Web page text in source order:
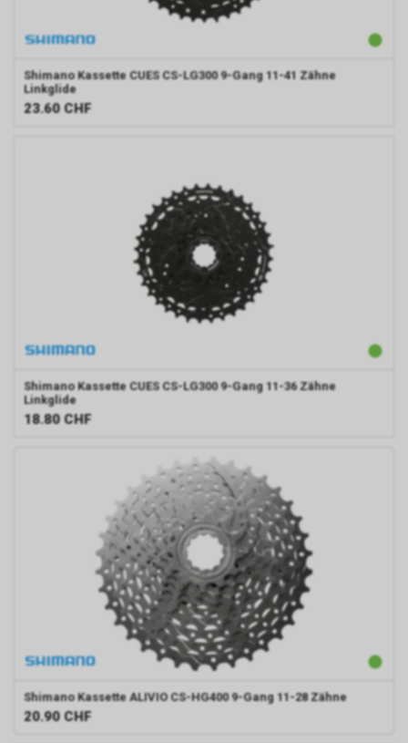
Shimano Kassette CUES CS-LG300 9-Gang 11-41 Zähne
Linkglide
23.60 CHF
Shimano Kassette CUES CS-LG300 9-Gang 11-36 Zähne
Linkglide
18.80 CHF
Shimano Kassette ALIVIO CS-HG400 9-Gang 11-28 Zähne
20.90 CHF